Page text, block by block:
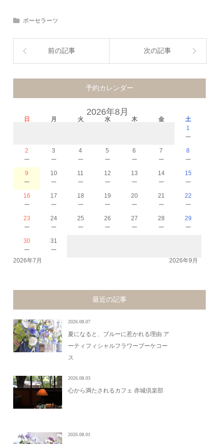
ポーセラーツ
前の記事 次の記事
予約カレンダー
2026年8月
日 月 火 水 木 金
土
1
－
2
－
3
－
4
－
5
－
6
－
7
－
8
－
9
－
10
－
11
－
12
－
13
－
14
－
15
－
16
－
17
－
18
－
19
－
20
－
21
－
22
－
23
－
24
－
25
－
26
－
27
－
28
－
29
－
30
－
31
－
2026年7月 2026年9月
最近の記事
2026.08.07
夏になると、ブルーに惹かれる理由 ア
ーティフィシャルフラワーブーケコー
ス
2026.08.03
心から満たされるカフェ 赤城倶楽部
2026.08.01